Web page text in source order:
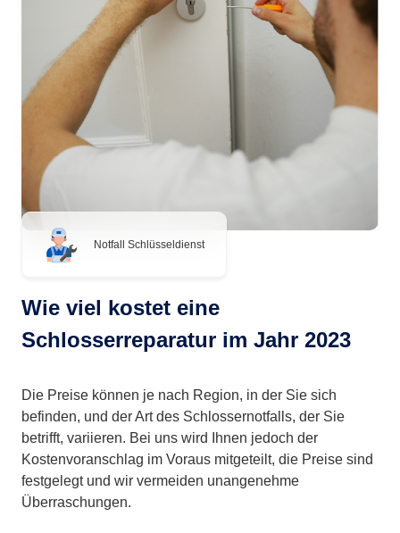
Notfall Schlüsseldienst
Wie viel kostet eine
Schlosserreparatur im Jahr 2023
Die Preise können je nach Region, in der Sie sich
befinden, und der Art des Schlossernotfalls, der Sie
betrifft, variieren. Bei uns wird Ihnen jedoch der
Kostenvoranschlag im Voraus mitgeteilt, die Preise sind
festgelegt und wir vermeiden unangenehme
Überraschungen.